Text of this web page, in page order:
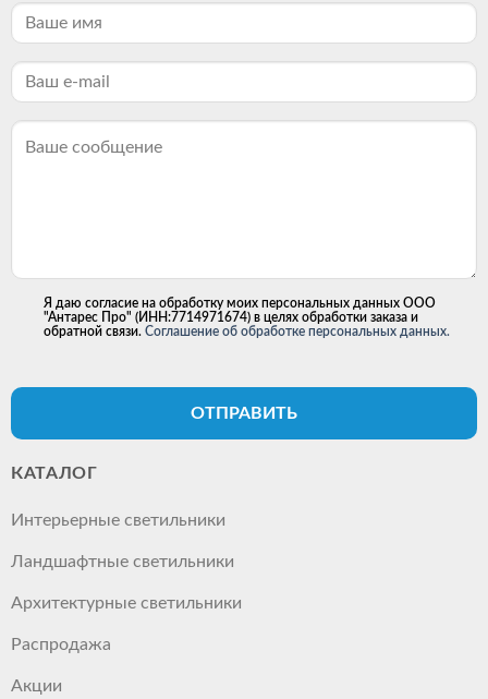
Я даю согласие на обработку моих персональных данных ООО
"Антарес Про" (ИНН:7714971674) в целях обработки заказа и
обратной связи. Соглашение об обработке персональных данных.
ОТПРАВИТЬ
КАТАЛОГ
Интерьерные светильники
Ландшафтные светильники
Архитектурные светильники
Распродажа
Акции